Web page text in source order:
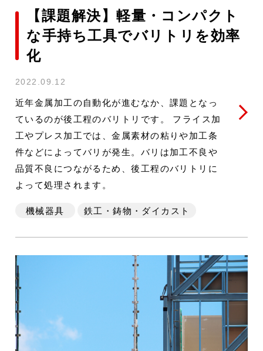
【課題解決】軽量・コンパクト
な手持ち工具でバリトリを効率
化
2022.09.12
近年金属加工の自動化が進むなか、課題となっ
ているのが後工程のバリトリです。 フライス加
工やプレス加工では、金属素材の粘りや加工条
件などによってバリが発生。バリは加工不良や
品質不良につながるため、後工程のバリトリに
よって処理されます。
機械器具 鉄工・鋳物・ダイカスト